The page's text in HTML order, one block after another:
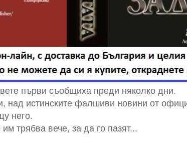
първи съобщиха преди няколко дни.
над истинските фалшиви новини от
него.
трябва вече, за да го пазят...